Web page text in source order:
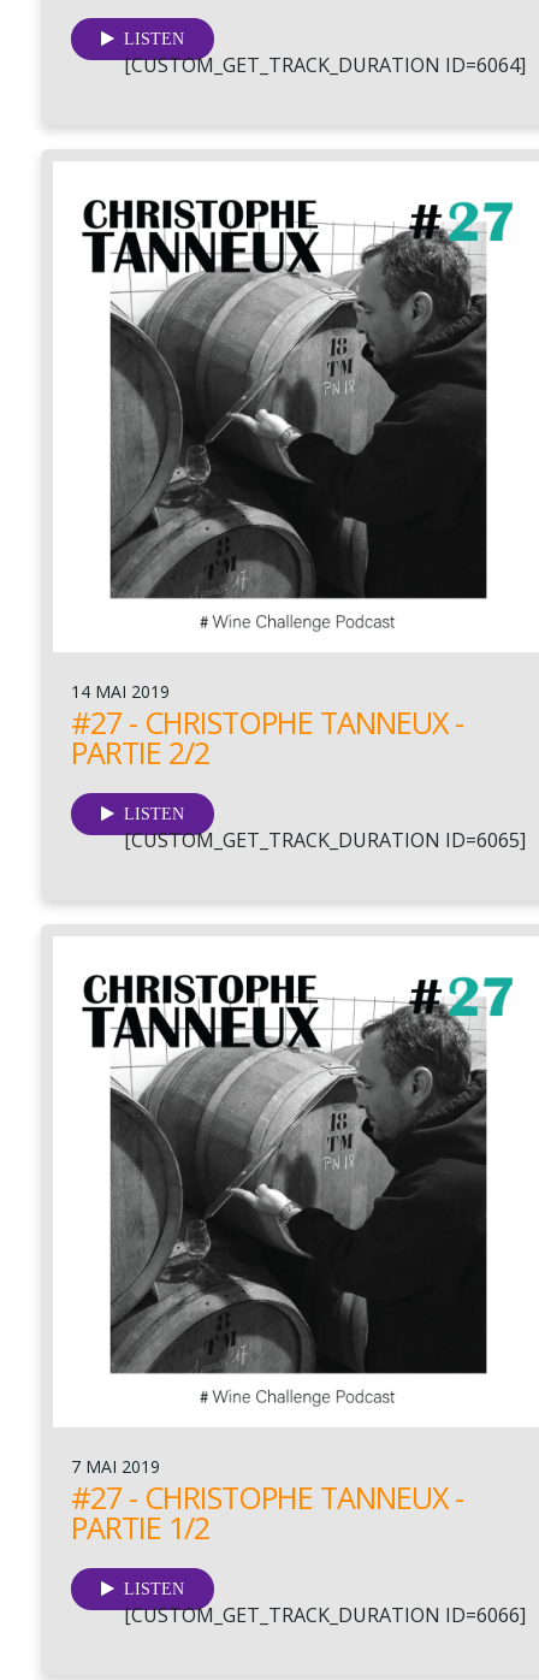
LISTEN
[CUSTOM_GET_TRACK_DURATION ID=6064]
14 MAI 2019
#27 - CHRISTOPHE TANNEUX -
PARTIE 2/2
LISTEN
[CUSTOM_GET_TRACK_DURATION ID=6065]
7 MAI 2019
#27 - CHRISTOPHE TANNEUX -
PARTIE 1/2
LISTEN
[CUSTOM_GET_TRACK_DURATION ID=6066]